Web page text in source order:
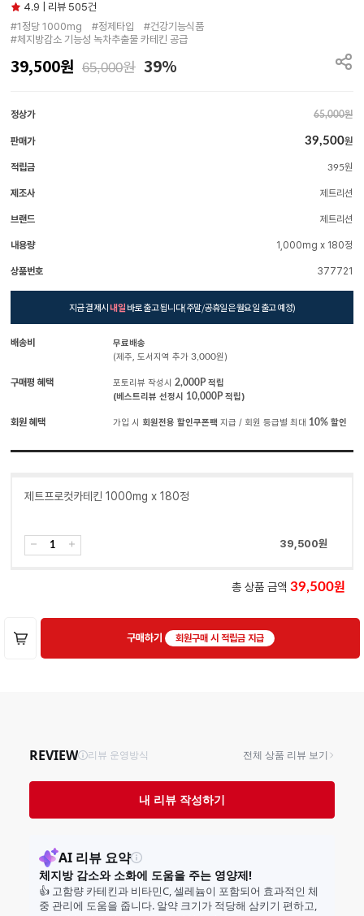
4.9 | 리뷰 505건
#1정당 1000mg　#정제타입　#건강기능식품
#체지방감소 기능성 녹차추출물 카테킨 공급
39,500원 65,000원 39%
정상가 65,000원
판매가 39,500원
적립금 395원
제조사 제트리션
브랜드 제트리션
내용량 1,000mg x 180정
상품번호 377721
지금 결제시내일바로 출고 됩니다(주말/공휴일은 월요일 출고 예정)
배송비
무료배송
(제주, 도서지역 추가 3,000원)
구매평 혜택 포토리뷰 작성시 2,000P적립
(베스트리뷰 선정시 10,000P적립)
회원 혜택 가입 시 회원전용 할인쿠폰팩 지급 / 회원 등급별 최대 10%할인
제트프로컷카테킨 1000mg x 180정
39,500원
총 상품 금액 39,500
구매하기 회원구매 시 적립금 지급